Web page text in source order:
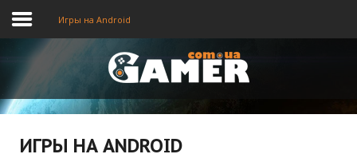
Главная
Игры на Android
ИГРЫ НА ANDROID